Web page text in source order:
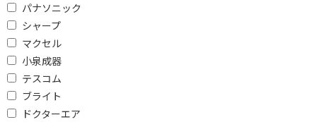
パナソニック
シャープ
マクセル
小泉成器
テスコム
ブライト
ドクターエア